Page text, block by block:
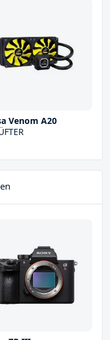
Venom A20